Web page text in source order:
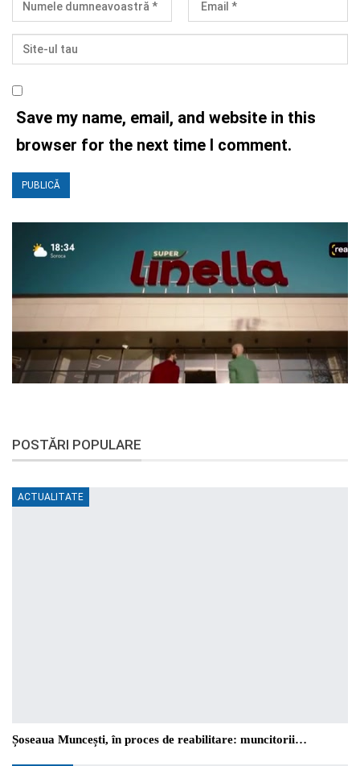
Save my name, email, and website in this
browser for the next time I comment.
POSTĂRI POPULARE
ACTUALITATE
Șoseaua Muncești, în proces de reabilitare: muncitorii…